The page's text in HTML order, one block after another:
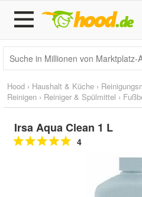
Hood › Haushalt & Küche ›
Reinigen › Reiniger & Spülmittel ›
Irsa Aqua Clean 1 L
4